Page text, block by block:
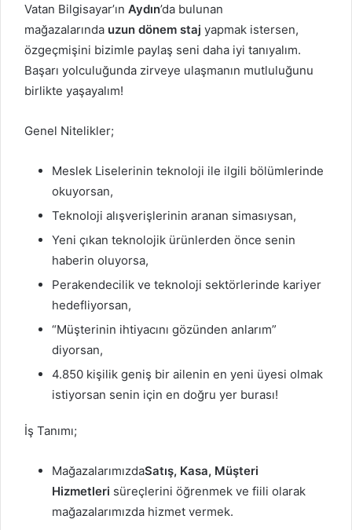
Vatan Bilgisayar’ın Aydın’da bulunan
mağazalarında uzun dönem staj yapmak istersen,
özgeçmişini bizimle paylaş seni daha iyi tanıyalım.
Başarı yolculuğunda zirveye ulaşmanın mutluluğunu
birlikte yaşayalım!
Genel Nitelikler;
Meslek Liselerinin teknoloji ile ilgili bölümlerinde
okuyorsan,
Teknoloji alışverişlerinin aranan simasıysan,
Yeni çıkan teknolojik ürünlerden önce senin
haberin oluyorsa,
Perakendecilik ve teknoloji sektörlerinde kariyer
hedefliyorsan,
“Müşterinin ihtiyacını gözünden anlarım”
diyorsan,
4.850 kişilik geniş bir ailenin en yeni üyesi olmak
istiyorsan senin için en doğru yer burası!
İş Tanımı;
MağazalarımızdaSatış, Kasa, Müşteri
Hizmetleri süreçlerini öğrenmek ve fiili olarak
mağazalarımızda hizmet vermek.